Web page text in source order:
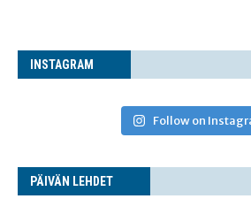
INS­TA­GRAM
Follow on
PÄI­VÄN LEHDET